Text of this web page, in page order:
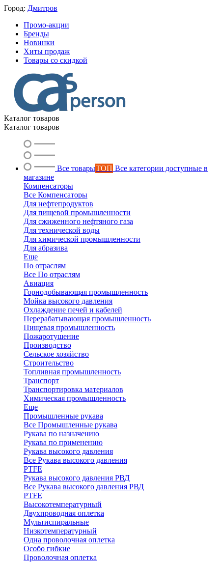
Город: Дмитров
Промо-акции
Бренды
Новинки
Хиты продаж
Товары со скидкой
Каталог товаров
Каталог товаров
Все товарыТОП Все категории доступные в
магазине
Компенсаторы
Все Компенсаторы
Для нефтепродуктов
Для пищевой промышленности
Для сжиженного нефтяного газа
Для технической воды
Для химической промышленности
Для абразива
Еще
По отраслям
Все По отраслям
Авиация
Горнодобывающая промышленность
Мойка высокого давления
Охлаждение печей и кабелей
Перерабатывающая промышленность
Пищевая промышленность
Пожаротушение
Производство
Сельское хозяйство
Строительство
Топливная промышленность
Транспорт
Транспортировка материалов
Химическая промышленность
Еще
Промышленные рукава
Все Промышленные рукава
Рукава по назначению
Рукава по применению
Рукава высокого давления
Все Рукава высокого давления
PTFE
Рукава высокого давления РВД
Все Рукава высокого давления РВД
PTFE
Высокотемпературный
Двухпроводная оплетка
Мультиспиральные
Низкотемпературный
Одна проволочная оплетка
Особо гибкие
Проволочная оплетка